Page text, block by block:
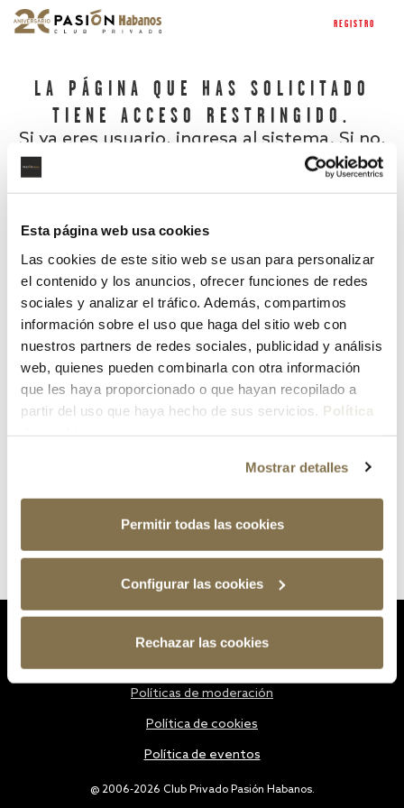
Esta página web usa cookies
Las cookies de este sitio web se usan para personalizar
el contenido y los anuncios, ofrecer funciones de redes
sociales y analizar el tráfico. Además, compartimos
información sobre el uso que haga del sitio web con
nuestros partners de redes sociales, publicidad y análisis
web, quienes pueden combinarla con otra información
que les haya proporcionado o que hayan recopilado a
partir del uso que haya hecho de sus servicios. Política
Mostrar detalles
Permitir todas las cookies
Configurar las cookies
Rechazar las cookies
REGISTRO
LA PÁGINA QUE HAS SOLICITADO
TIENE ACCESO RESTRINGIDO.
Si ya eres usuario, ingresa al sistema. Si no,
¿Has olvidado tu contraseña?
@ 2006-2026 Club Privado Pasión Habanos.
Políticas de moderación
Política de cookies
Política de eventos